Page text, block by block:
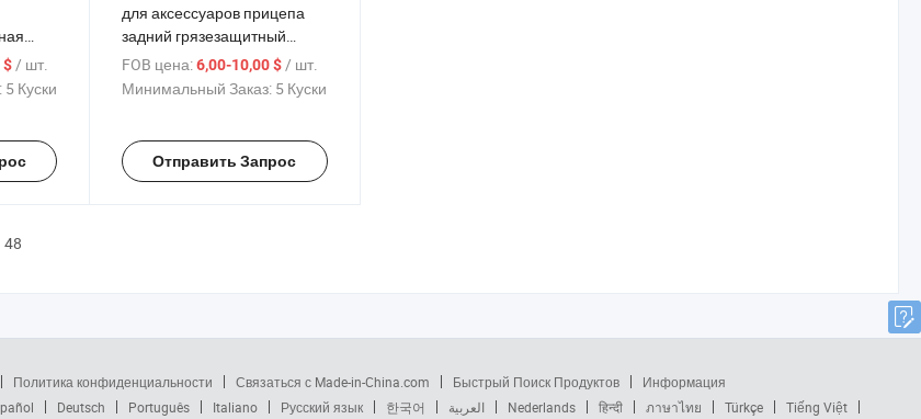
$ / шт.
5 Куски
для аксессуаров прицепа
задний грязезащитный
экран прицепа аксессуар
для кемпинга компонент
FOB цена: 6,00-10,00 $ / шт.
Минимальный Заказ: 5 Куски
Отправить Запрос
48
Политика конфиденциальности Связаться с Made-in-China.com Быстрый Поиск Продуктов
Информация
Deutsch Português Italiano Русский язык 한국어 العربية Nederlands हिन्दी ภาษาไทย Türkçe
Tiếng Việt